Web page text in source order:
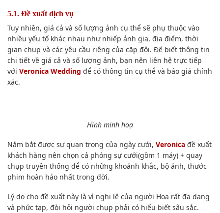
5.1. Đề xuất dịch vụ
Tuy nhiên, giá cả và số lượng ảnh cụ thể sẽ phụ thuộc vào
nhiều yếu tố khác nhau như nhiếp ảnh gia, địa điểm, thời
gian chụp và các yêu cầu riêng của cặp đôi. Để biết thông tin
chi tiết về giá cả và số lượng ảnh, bạn nên liên hệ trực tiếp
với Veronica Wedding để có thông tin cụ thể và báo giá chính
xác.
Hình minh hoạ
Nắm bắt được sự quan trọng của ngày cưới, Veronica đề xuất
khách hàng nên chọn cả phóng sự cưới(gồm 1 máy) + quay
chụp truyền thống để có những khoảnh khắc, bộ ảnh, thước
phim hoàn hảo nhất trong đời.
Lý do cho đề xuất này là vì nghi lễ của người Hoa rất đa dạng
và phức tạp, đòi hỏi người chụp phải có hiểu biết sâu sắc.